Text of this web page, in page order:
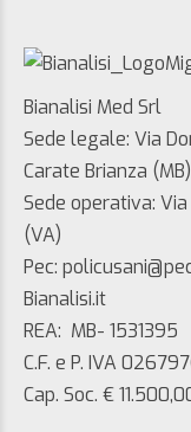
Bianalisi Med Srl
Sede legale: Via
Carate Brianza (MB)
Sede operativa:
(VA)
Pec:
Bianalisi.it
REA: MB- 1531395
C.F. e P. IVA
Cap. Soc. €